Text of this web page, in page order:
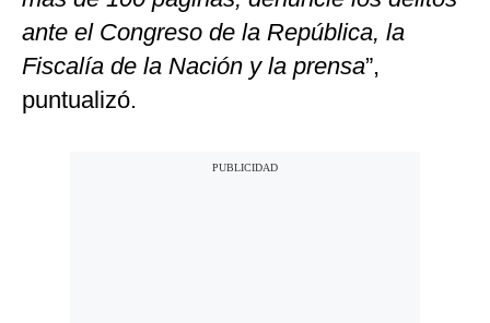
ante el Congreso de la República, la
Fiscalía de la Nación y la prensa”,
puntualizó.